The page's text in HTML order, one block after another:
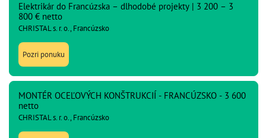
Elektrikár do Francúzska – dlhodobé projekty | 3 200 – 3
800 € netto
CHRISTAL s. r. o., Francúzsko
Pozri ponuku
MONTÉR OCEĽOVÝCH KONŠTRUKCIÍ - FRANCÚZSKO - 3 600
netto
CHRISTAL s. r. o., Francúzsko